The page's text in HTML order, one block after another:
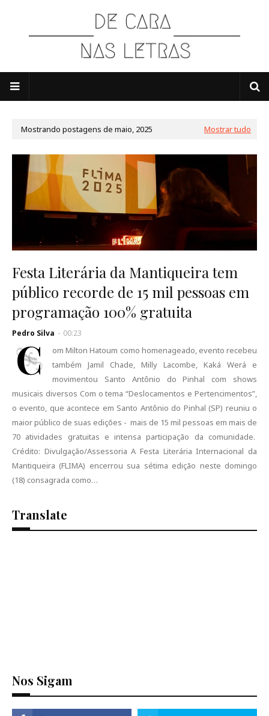
Mostrando postagens de maio, 2025 Mostrar tudo
Festa Literária da Mantiqueira tem
público recorde de 15 mil pessoas em
programação 100% gratuita
Pedro Silva - 00:23
C
om Milton Hatoum como homenageado, evento recebeu
também Jamil Chade, Milly Lacombe, Kaká Werá e
movimentou Santo Antônio do Pinhal com shows
musicais diversos Com o tema “Deslocamentos e Pertencimentos”,
o evento, que acontece em Santo Antônio do Pinhal (SP) reuniu o
maior público de suas edições - mais de 15 mil pessoas em mais de
70 atividades gratuitas e intensa participação da comunidade.
Crédito: Divulgação/Assessoria A Festa Literária Internacional da
Mantiqueira (FLIMA) encerrou sua sétima edição neste domingo
(18) consagrada como…
Translate
Nos Sigam